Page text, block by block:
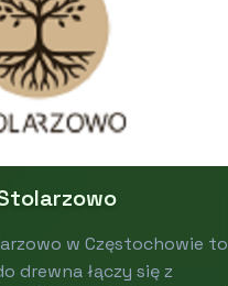
w Częstochowie to
drewna łączy się z